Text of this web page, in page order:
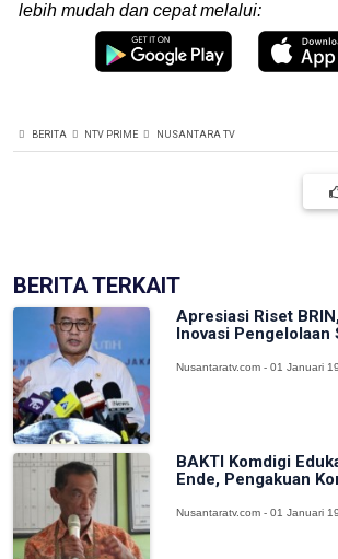
lebih mudah dan cepat melalui:
BERITA NTV PRIME NUSANTARA TV
BERITA TERKAIT
Apresiasi Riset
Inovasi Pengelolaan
Nusantaratv.com - 01 Januari
BAKTI Komdigi
Ende, Pengakuan
Nusantaratv.com - 01 Januari